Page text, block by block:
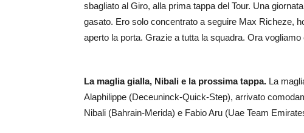
sbagliato al Giro, alla prima tappa del Tour. Una
gasato. Ero solo concentrato a seguire Max Richeze,
aperto la porta. Grazie a tutta la squadra. Ora vogliamo
La maglia gialla, Nibali e la prossima tappa. La
Alaphilippe (Deceuninck-Quick-Step), arrivato
Nibali (Bahrain-Merida) e Fabio Aru (Uae Team